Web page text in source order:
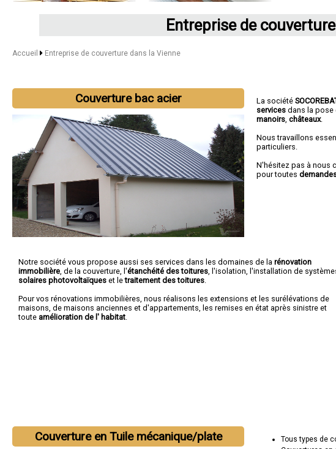
Entreprise de
Accueil Entreprise de couverture dans la Vienne
Couverture bac acier La société
services dans la pose
manoirs ,châteaux.
Nous travaillons
particuliers.
N'hésitez pas à nous
pour toutes
Notre société vous propose aussi ses services dans les domaines de la rénovation
immobilière, de la couverture, l'étanchéité des toitures, l'isolation, l'installation de
solaires photovoltaïques et letraitement des toitures.
Pour vos rénovations immobilières, nous réalisons les extensions et les surélévations de
maisons, de maisons anciennes et d'appartements, les remises en état après sinistre et
toute amélioration de l' habitat.
Couverture en Tuile mécanique/plate
Tous types de